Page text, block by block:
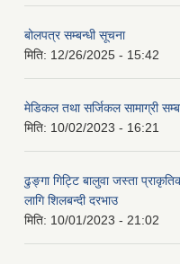
बोलपत्र सम्बन्धी सूचना
मिति: 12/26/2025 - 15:42
मेडिकल तथा सर्जिकल सामाग्री
मिति: 10/02/2023 - 16:21
ढुङ्गा गिट्टि बालुवा जस्ता
लागि शिलबन्दी दरभाउ
मिति: 10/01/2023 - 21:02